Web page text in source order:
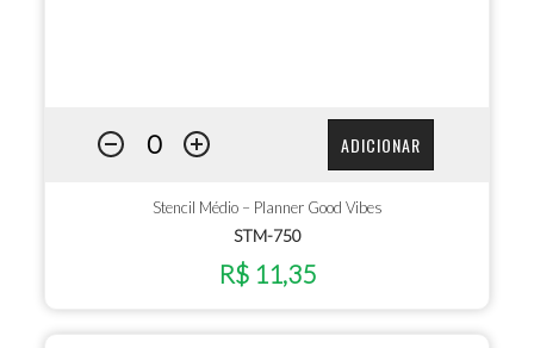
ADICIONAR
Stencil Médio – Planner Good Vibes
STM-750
R$ 11,35